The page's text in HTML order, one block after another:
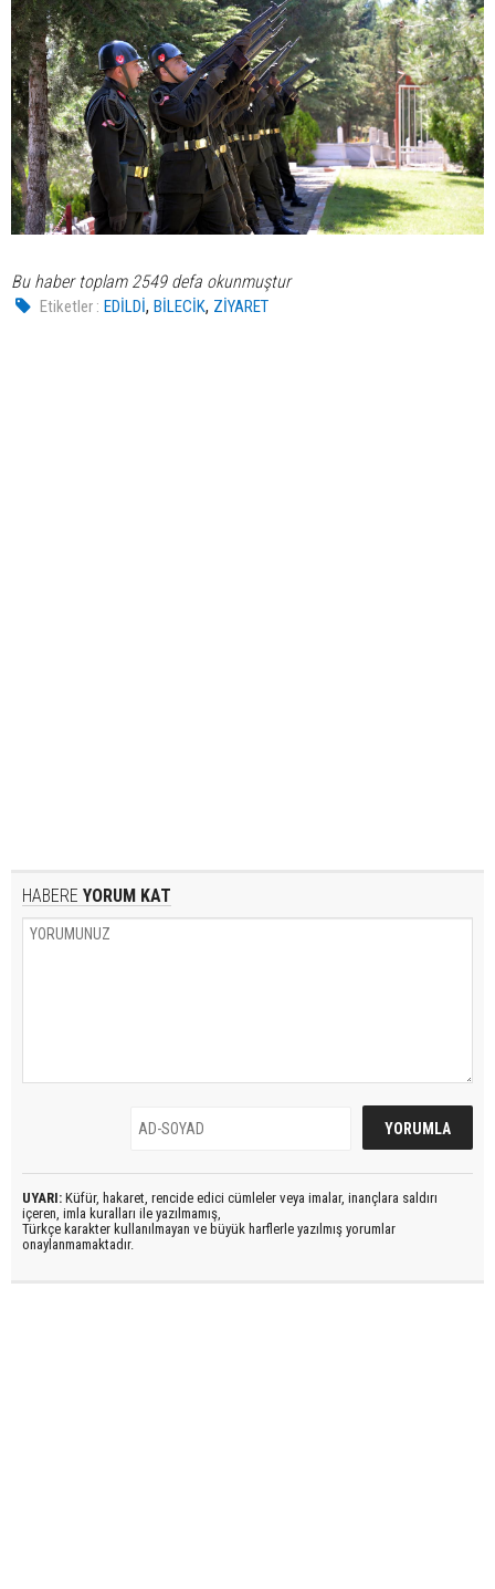
Bu haber toplam 2549 defa okunmuştur
Etiketler : EDİLDİ,BİLECİK, ZİYARET
HABERE YORUM KAT
UYARI: Küfür, hakaret, rencide edici cümleler veya imalar, inançlara saldırı
içeren, imla kuralları ile yazılmamış,
Türkçe karakter kullanılmayan ve büyük harflerle yazılmış yorumlar
onaylanmamaktadır.